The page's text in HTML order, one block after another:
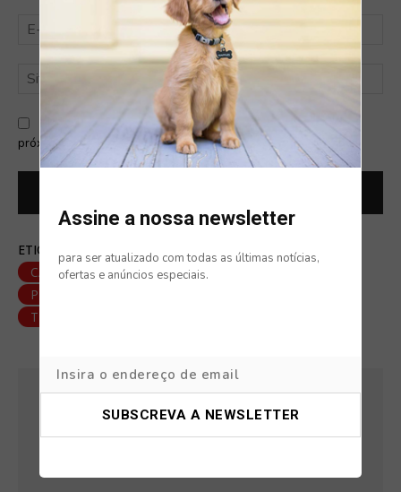
Salve meu nome, e-mail e site neste navegador para a
próxima vez que eu comentar.
ETIQUETAS: AMIGO DE QUATRO PATAS
CÃO
DOG FRIENDLY
PET FRIENDLY
TEMPERATURAS BAIXAS
28 DE JANEIRO, 2025
Assine a nossa newsletter
para ser atualizado com todas as últimas notícias,
ofertas e anúncios especiais.